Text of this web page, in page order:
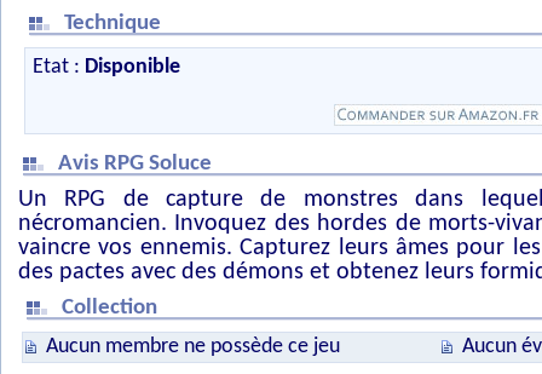
Technique
Etat : Disponible
Avis RPG Soluce
Un RPG de capture de monstres dans
nécromancien. Invoquez des hordes de morts-
vaincre vos ennemis. Capturez leurs âmes pour
des pactes avec des démons et obtenez leurs
Collection
Aucun membre ne possède ce jeu
Aucun